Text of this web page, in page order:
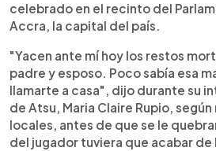
celebrado en el recinto del
Accra, la capital del país.
"Yacen ante mí hoy los restos
padre y esposo. Poco sabía esa
llamarte a casa", dijo durante su
de Atsu, Maria Claire Rupio,
locales, antes de que se le
del jugador tuviera que acabar de